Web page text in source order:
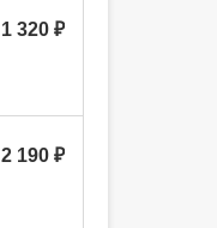
1 320
2 190